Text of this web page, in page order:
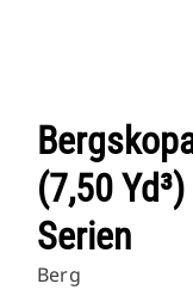
(7,50
Serien
Berg